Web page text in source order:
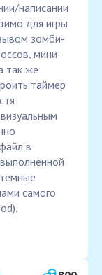
написании
для игры
зомби-
мини-
так же
таймер
в
самого